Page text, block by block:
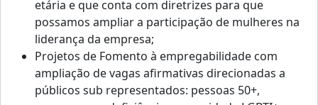
etária e que conta com diretrizes para que
possamos ampliar a participação de mulheres na
liderança da empresa;
Projetos de Fomento à empregabilidade com
ampliação de vagas afirmativas direcionadas a
públicos sub representados: pessoas 50+,